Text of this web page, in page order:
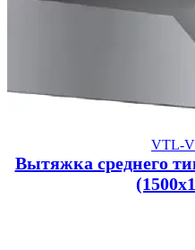
VTL-
Вытяжка среднего